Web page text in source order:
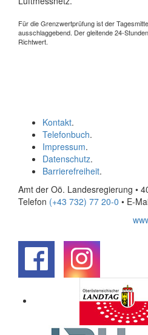
Für die Grenzwertprüfung ist der
ausschlaggebend. Der gleitende 24-
Richtwert.
Kontakt.
Telefonbuch.
Impressum.
Datenschutz.
Barrierefreiheit.
Amt der Oö. Landesregierung •
Telefon (+43 732) 77 20-0 • E-